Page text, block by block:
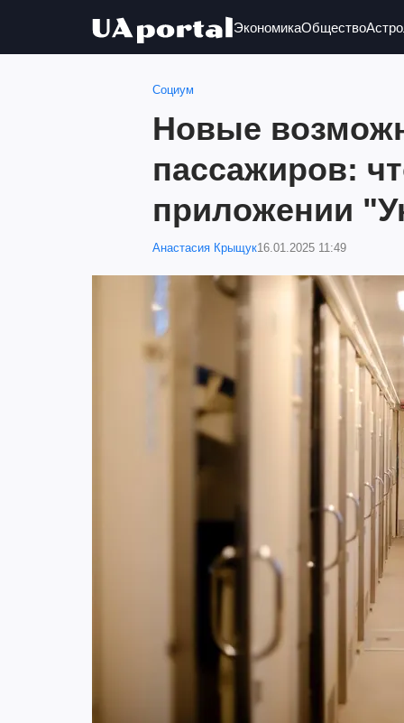
ЭкономикаОбщество
Социум
Новые
пассажиров:
приложении
Анастасия Крыщук16.01.2025 11:49